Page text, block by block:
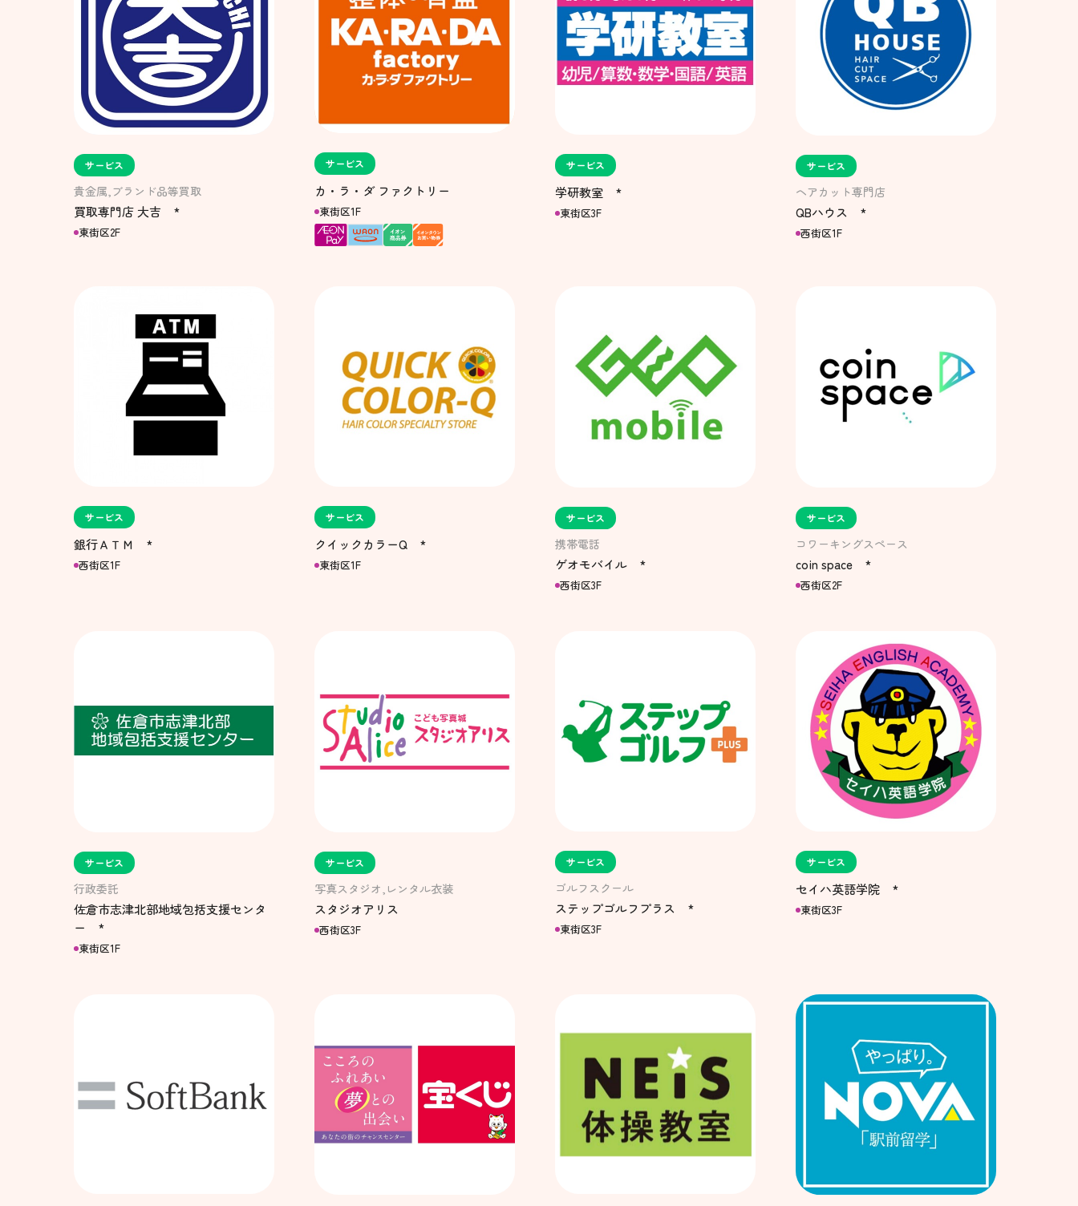
サービス
貴金属,ブランド品等買取
買取専門店 大吉 *
東街区2F
サービス
カ・ラ・ダ ファクトリー
東街区1F
サービス
学研教室 *
東街区3F
サービス
ヘアカット専門店
QBハウス *
西街区1F
サービス
銀行ＡＴＭ *
西街区1F
サービス
クイックカラーQ *
東街区1F
サービス
携帯電話
ゲオモバイル *
西街区3F
サービス
コワーキングスペース
coin space *
西街区2F
サービス
行政委託
佐倉市志津北部地域包括支援センタ
ー *
東街区1F
サービス
写真スタジオ,レンタル衣装
スタジオアリス
西街区3F
サービス
ゴルフスクール
ステップゴルフプラス *
東街区3F
サービス
セイハ英語学院 *
東街区3F